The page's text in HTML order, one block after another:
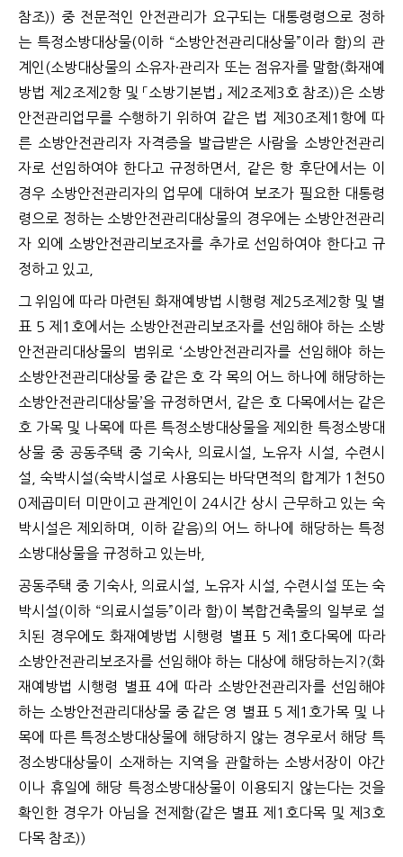
참조)) 중 전문적인 안전관리가 요구되는 대통령령으로 정하
는 특정소방대상물(이하 “소방안전관리대상물”이라 함)의 관
계인(소방대상물의 소유자·관리자 또는 점유자를 말함(화재예
방법 제2조제2항 및 「소방기본법」 제2조제3호 참조))은 소방
안전관리업무를 수행하기 위하여 같은 법 제30조제1항에 따
른 소방안전관리자 자격증을 발급받은 사람을 소방안전관리
자로 선임하여야 한다고 규정하면서, 같은 항 후단에서는 이
경우 소방안전관리자의 업무에 대하여 보조가 필요한 대통령
령으로 정하는 소방안전관리대상물의 경우에는 소방안전관리
자 외에 소방안전관리보조자를 추가로 선임하여야 한다고 규
정하고 있고,
그 위임에 따라 마련된 화재예방법 시행령 제25조제2항 및 별
표 5 제1호에서는 소방안전관리보조자를 선임해야 하는 소방
안전관리대상물의 범위로 ‘소방안전관리자를 선임해야 하는
소방안전관리대상물 중 같은 호 각 목의 어느 하나에 해당하는
소방안전관리대상물’을 규정하면서, 같은 호 다목에서는 같은
호 가목 및 나목에 따른 특정소방대상물을 제외한 특정소방대
상물 중 공동주택 중 기숙사, 의료시설, 노유자 시설, 수련시
설, 숙박시설(숙박시설로 사용되는 바닥면적의 합계가 1천50
0제곱미터 미만이고 관계인이 24시간 상시 근무하고 있는 숙
박시설은 제외하며, 이하 같음)의 어느 하나에 해당하는 특정
소방대상물을 규정하고 있는바,
공동주택 중 기숙사, 의료시설, 노유자 시설, 수련시설 또는 숙
박시설(이하 “의료시설등”이라 함)이 복합건축물의 일부로 설
치된 경우에도 화재예방법 시행령 별표 5 제1호다목에 따라
소방안전관리보조자를 선임해야 하는 대상에 해당하는지?(화
재예방법 시행령 별표 4에 따라 소방안전관리자를 선임해야
하는 소방안전관리대상물 중 같은 영 별표 5 제1호가목 및 나
목에 따른 특정소방대상물에 해당하지 않는 경우로서 해당 특
정소방대상물이 소재하는 지역을 관할하는 소방서장이 야간
이나 휴일에 해당 특정소방대상물이 이용되지 않는다는 것을
확인한 경우가 아님을 전제함(같은 별표 제1호다목 및 제3호
다목 참조))